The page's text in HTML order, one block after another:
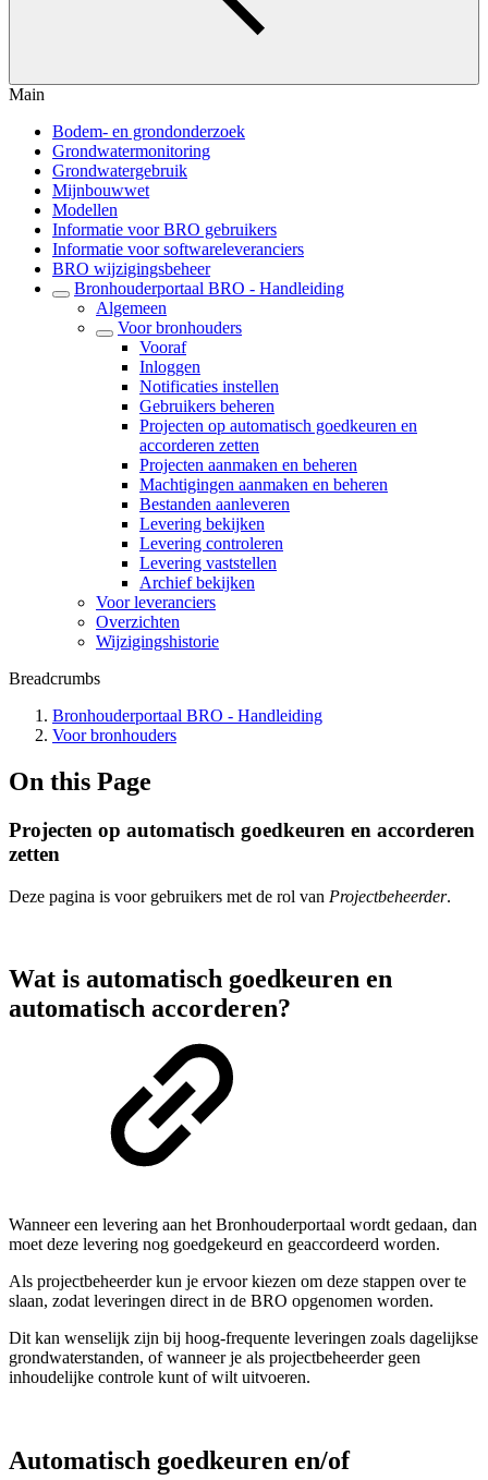
Main
Bodem- en grondonderzoek
Grondwatermonitoring
Grondwatergebruik
Mijnbouwwet
Modellen
Informatie voor BRO gebruikers
Informatie voor softwareleveranciers
BRO wijzigingsbeheer
Bronhouderportaal BRO - Handleiding
Algemeen
Voor bronhouders
Vooraf
Inloggen
Notificaties instellen
Gebruikers beheren
Projecten op automatisch goedkeuren en
accorderen zetten
Projecten aanmaken en beheren
Machtigingen aanmaken en beheren
Bestanden aanleveren
Levering bekijken
Levering controleren
Levering vaststellen
Archief bekijken
Voor leveranciers
Overzichten
Wijzigingshistorie
Breadcrumbs
Bronhouderportaal BRO - Handleiding
Voor bronhouders
On this Page
Projecten op automatisch goedkeuren en accorderen
zetten
Deze pagina is voor gebruikers met de rol van Projectbeheerder.
Wat is automatisch goedkeuren en
automatisch accorderen?
Wanneer een levering aan het Bronhouderportaal wordt gedaan, dan
moet deze levering nog goedgekeurd en geaccordeerd worden.
Als projectbeheerder kun je ervoor kiezen om deze stappen over te
slaan, zodat leveringen direct in de BRO opgenomen worden.
Dit kan wenselijk zijn bij hoog-frequente leveringen zoals dagelijkse
grondwaterstanden, of wanneer je als projectbeheerder geen
inhoudelijke controle kunt of wilt uitvoeren.
Automatisch goedkeuren en/of